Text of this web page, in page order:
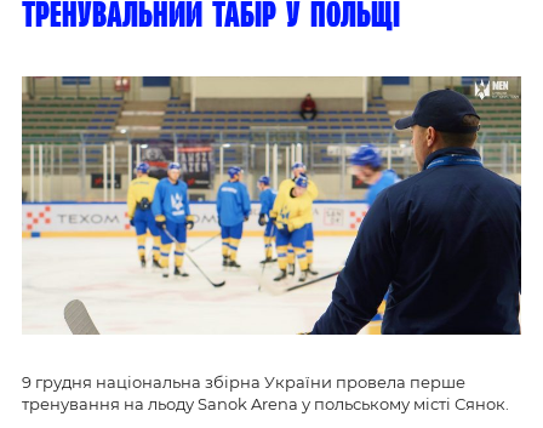
тренувальний табір у Польщі
9 грудня національна збірна України провела перше
тренування на льоду Sanok Arena у польському місті Сянок.